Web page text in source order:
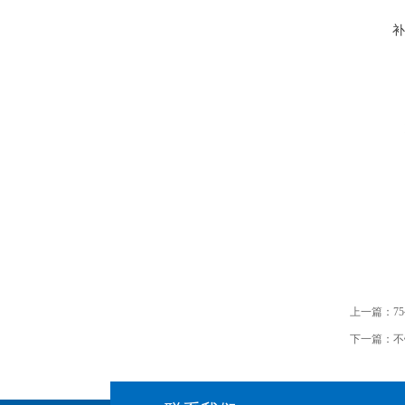
上一篇：
下一篇：